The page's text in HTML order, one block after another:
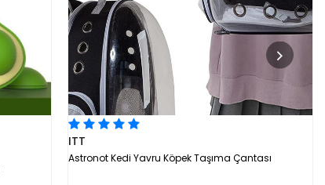
ITT
Astronot Kedi Yavru Köpek Taşıma Çantası